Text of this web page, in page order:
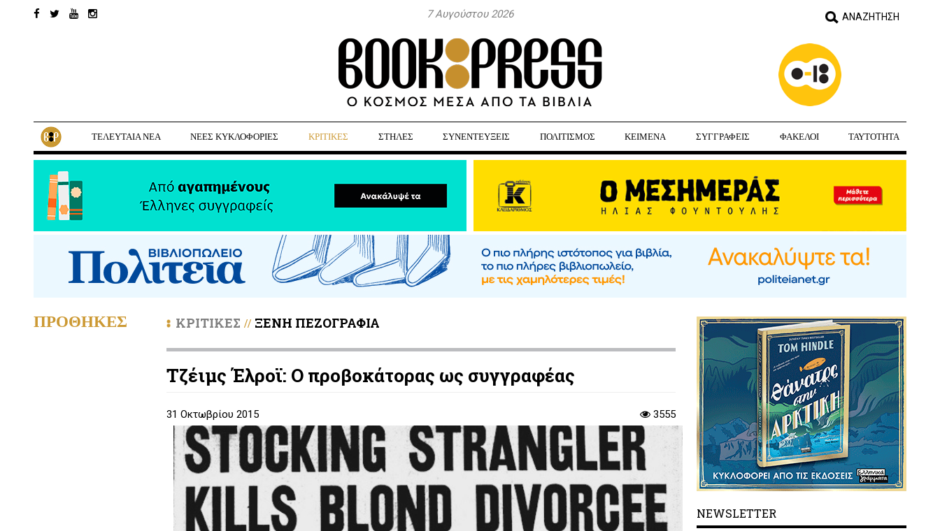
7 Αυγούστου 2026
ΤΕΛΕΥΤΑΙΑ ΝΕΑ ΝΕΕΣ ΚΥΚΛΟΦΟΡΙΕΣ ΚΡΙΤΙΚΕΣ ΣΤΗΛΕΣ ΣΥΝΕΝΤΕΥΞΕΙΣ ΠΟΛΙΤΙΣΜΟΣ ΚΕΙΜΕΝΑ ΣΥΓΓΡΑΦΕΙΣ ΦΑΚΕΛΟΙ ΤΑΥΤΟΤΗΤΑ
ΚΡΙΤΙΚΕΣ // ΞΕΝΗ ΠΕΖΟΓΡΑΦΙΑ
Τζέιμς Έλροϊ: Ο προβοκάτορας ως συγγραφέας
31 Οκτωβρίου 2015 3555
ΠΡΟΘΗΚΕΣ
NEWSLETTER